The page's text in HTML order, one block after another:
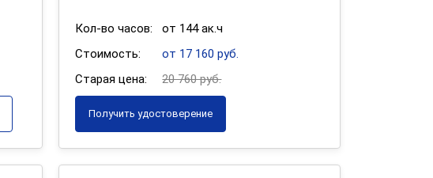
Кол-во часов:
от 144 ак.ч
Стоимость:
от 17 160 руб.
Старая цена:
20 760 руб.
Получить удостоверение